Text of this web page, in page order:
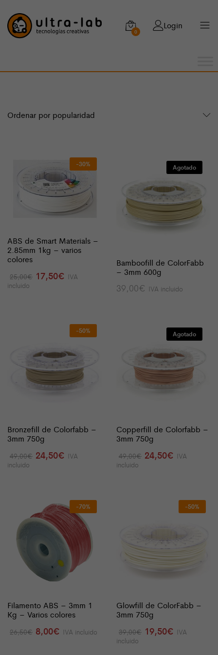
0
Login
Ordenar por popularidad
-30%
ABS de Smart Materials –
2.85mm 1kg – varios
colores
25,00€ El
precio
17,50€ El
precio
IVA
incluido
Agotado
Bamboofill de ColorFabb
– 3mm 600g
39,00€ IVA incluido
-50%
Bronzefill de Colorfabb –
3mm 750g
49,00€ El
precio
24,50€ El
precio
IVA
incluido
Agotado
Copperfill de Colorfabb –
3mm 750g
49,00€ El
precio
24,50€ El
precio
IVA
incluido
-70%
Filamento ABS – 3mm 1
Kg – Varios colores
26,50€ El
precio
8,00€ El
precio
IVA incluido
-50%
Glowfill de ColorFabb –
3mm 750g
39,00€ El
precio
19,50€ El
precio
IVA
incluido